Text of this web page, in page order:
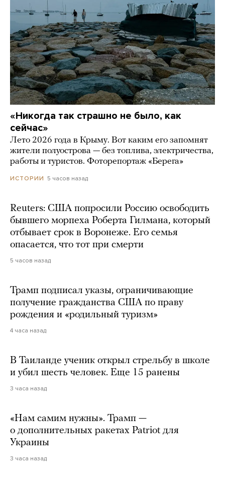
«Никогда так страшно не было, как
сейчас»
Лето 2026 года в Крыму. Вот каким его запомнят
жители полуострова — без топлива, электричества,
работы и туристов. Фоторепортаж «Берега»
ИСТОРИИ 5 часов назад
Reuters: США попросили Россию освободить
бывшего морпеха Роберта Гилмана, который
отбывает срок в Воронеже. Его семья
опасается, что тот при смерти
5 часов назад
Трамп подписал указы, ограничивающие
получение гражданства США по праву
рождения и «родильный туризм»
4 часа назад
В Таиланде ученик открыл стрельбу в школе
и убил шесть человек. Еще 15 ранены
3 часа назад
«Нам самим нужны». Трамп —
о дополнительных ракетах Patriot для
Украины
3 часа назад